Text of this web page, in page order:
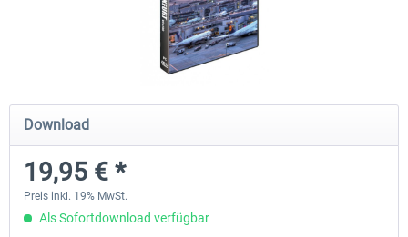
Mega Airport Frankfurt V2.0
29,95 € *
Mega Airport Berlin
Download
19,95 € *
Preis inkl. 19% MwSt.
Als Sofortdownload verfügbar